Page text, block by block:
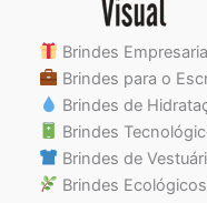
Brindes
Brindes para o
Brindes de
Brindes
Brindes de
Brindes